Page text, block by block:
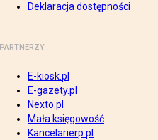
Deklaracja dostępności
PARTNERZY
E-kiosk.pl
E-gazety.pl
Nexto.pl
Mała księgowość
Kancelarierp.pl